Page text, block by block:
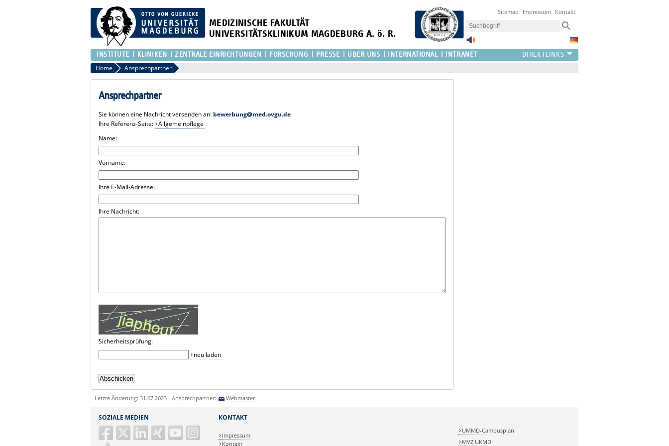
MEDIZINISCHE FAKULTÄT
UNIVERSITÄTSKLINIKUM MAGDEBURG A. ö. R.
Sitemap Impressum Kontakt
INSTITUTE KLINIKEN ZENTRALE EINRICHTUNGEN FORSCHUNG PRESSE ÜBER UNS INTERNATIONAL INTRANET
Home Ansprechpartner
Ansprechpartner
Sie können eine Nachricht versenden an: bewerbung@med.ovgu.de
Ihre Referenz-Seite: Allgemeinpflege
Name:
Vorname:
Ihre E-Mail-Adresse:
Ihre Nachricht:
Sicherheitsprüfung:
neu laden
Letzte Änderung: 31.07.2023 - Ansprechpartner: Webmaster
SOZIALE MEDIEN KONTAKT
Impressum
Kontakt
UMMD-Campusplan
MVZ UKMD